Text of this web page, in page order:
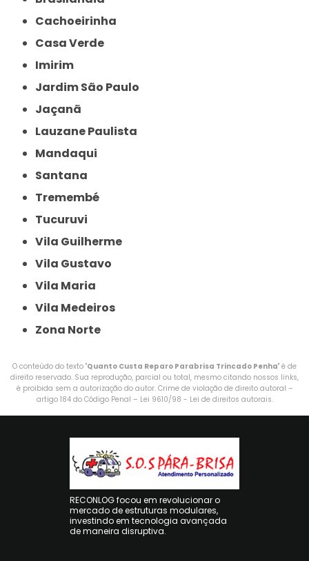
Cachoeirinha
Casa Verde
Imirim
Jardim São Paulo
Jaçanã
Lauzane Paulista
Mandaqui
Santana
Tremembé
Tucuruvi
Vila Guilherme
Vila Gustavo
Vila Maria
Vila Medeiros
Zona Norte
O conteúdo do texto "Quanto Custa Reparo Parabrisa Trincado Penha" é de
direito reservado. Sua reprodução, parcial ou total, mesmo citando nossos links,
é proibida sem a autorização do autor. Crime de violação de direito autoral –
artigo 184 do Código Penal – Lei 9610/98 - Lei de direitos autorais.
RECONLOG focou em revolucionar o
mercado de estruturas modulares,
investindo em tecnologia avançada
de maneira disruptiva.